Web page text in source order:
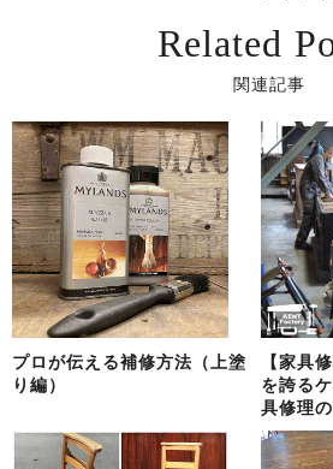
Related
関連記事
プロが伝える補修方法（上塗
り編）
【家具
を誇る
具修理